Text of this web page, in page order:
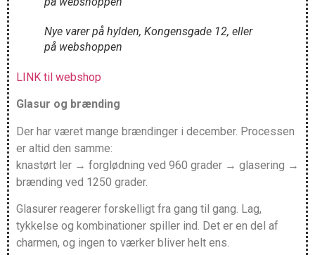
Nye varer på hylden, Kongensgade 12, eller
på webshoppen
LINK til webshop
Glasur og brænding
Der har været mange brændinger i december. Processen
er altid den samme:
knastørt ler → forglødning ved 960 grader → glasering →
brænding ved 1250 grader.
Glasurer reagerer forskelligt fra gang til gang. Lag,
tykkelse og kombinationer spiller ind. Det er en del af
charmen, og ingen to værker bliver helt ens.